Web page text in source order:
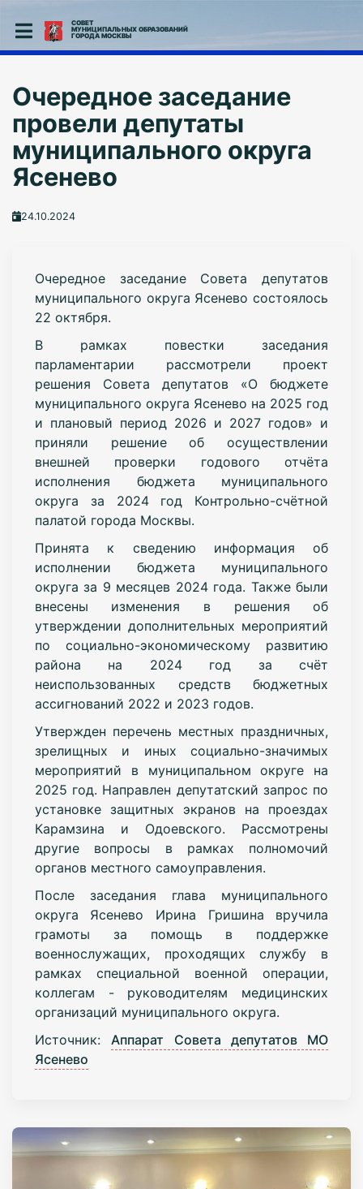
СОВЕТ
МУНИЦИПАЛЬНЫХ ОБРАЗОВАНИЙ
ГОРОДА МОСКВЫ
Очередное заседание
провели депутаты
муниципального округа
Ясенево
24.10.2024
Очередное заседание Совета депутатов
муниципального округа Ясенево состоялось
22 октября.
В рамках повестки заседания
парламентарии рассмотрели проект
решения Совета депутатов «О бюджете
муниципального округа Ясенево на 2025 год
и плановый период 2026 и 2027 годов» и
приняли решение об осуществлении
внешней проверки годового отчёта
исполнения бюджета муниципального
округа за 2024 год Контрольно-счётной
палатой города Москвы.
Принята к сведению информация об
исполнении бюджета муниципального
округа за 9 месяцев 2024 года. Также были
внесены изменения в решения об
утверждении дополнительных мероприятий
по социально-экономическому развитию
района на 2024 год за счёт
неиспользованных средств бюджетных
ассигнований 2022 и 2023 годов.
Утвержден перечень местных праздничных,
зрелищных и иных социально-значимых
мероприятий в муниципальном округе на
2025 год. Направлен депутатский запрос по
установке защитных экранов на проездах
Карамзина и Одоевского. Рассмотрены
другие вопросы в рамках полномочий
органов местного самоуправления.
После заседания глава муниципального
округа Ясенево Ирина Гришина вручила
грамоты за помощь в поддержке
военнослужащих, проходящих службу в
рамках специальной военной операции,
коллегам - руководителям медицинских
организаций муниципального округа.
Источник: Аппарат Совета депутатов МО
Ясенево